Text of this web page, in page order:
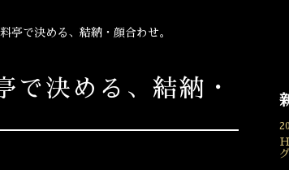
亭で決める、結納・顔合わせ。
で決める、結納・